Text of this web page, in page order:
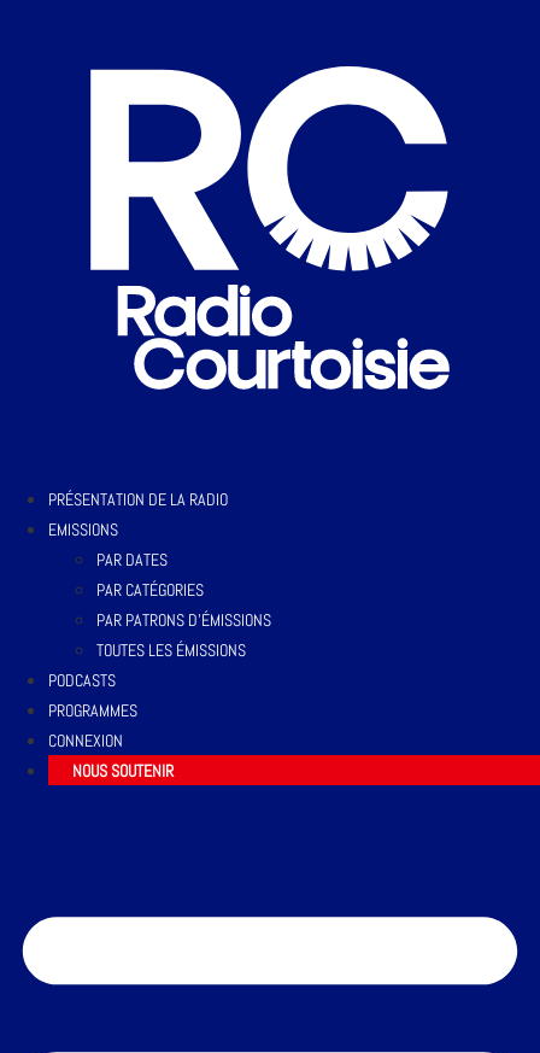
PRÉSENTATION DE LA RADIO
EMISSIONS
PAR DATES
PAR CATÉGORIES
PAR PATRONS D’ÉMISSIONS
TOUTES LES ÉMISSIONS
PODCASTS
PROGRAMMES
CONNEXION
NOUS SOUTENIR